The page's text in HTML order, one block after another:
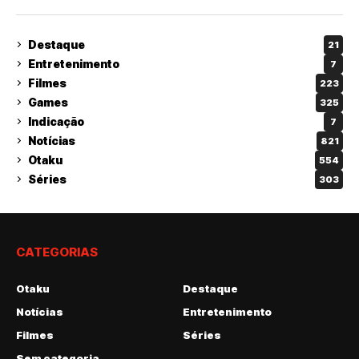
Destaque 21
Entretenimento 7
Filmes 223
Games 325
Indicação 7
Notícias 821
Otaku 554
Séries 303
CATEGORIAS
Otaku
Destaque
Notícias
Entretenimento
Filmes
Séries